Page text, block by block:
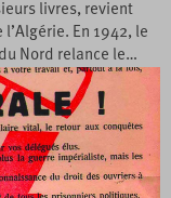
livres, revient
En 1942, le
Nord relance le…